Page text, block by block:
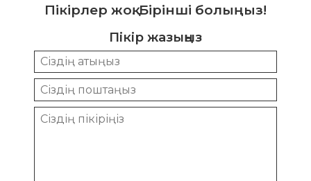
Пікірлер жоқ. Бірінші болыңыз!
Пікір жазыңыз